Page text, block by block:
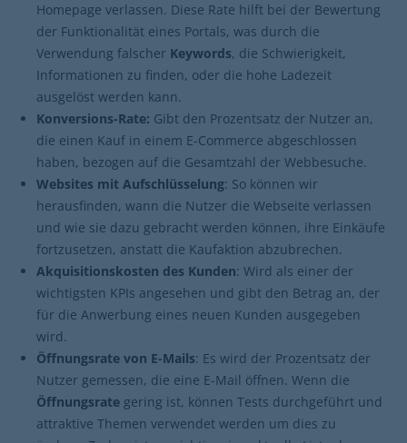
Homepage verlassen. Diese Rate hilft bei der Bewertung
der Funktionalität eines Portals, was durch die
Verwendung falscher Keywords, die Schwierigkeit,
Informationen zu finden, oder die hohe Ladezeit
ausgelöst werden kann.
Konversions-Rate: Gibt den Prozentsatz der Nutzer an,
die einen Kauf in einem E-Commerce abgeschlossen
haben, bezogen auf die Gesamtzahl der Webbesuche.
Websites mit Aufschlüsselung: So können wir
herausfinden, wann die Nutzer die Webseite verlassen
und wie sie dazu gebracht werden können, ihre Einkäufe
fortzusetzen, anstatt die Kaufaktion abzubrechen.
Akquisitionskosten des Kunden: Wird als einer der
wichtigsten KPIs angesehen und gibt den Betrag an, der
für die Anwerbung eines neuen Kunden ausgegeben
wird.
Öffnungsrate von E-Mails: Es wird der Prozentsatz der
Nutzer gemessen, die eine E-Mail öffnen. Wenn die
Öffnungsrate gering ist, können Tests durchgeführt und
attraktive Themen verwendet werden um dies zu